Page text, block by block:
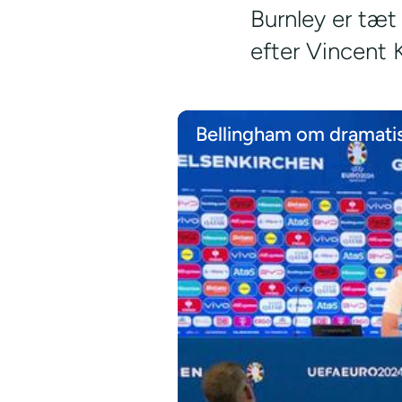
Burnley er
efter Vincent
Bellingham om